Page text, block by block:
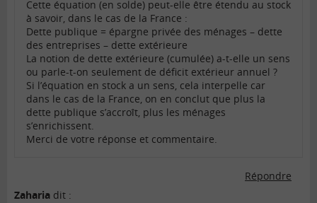
Cette équation (en solde) peut-elle être étendu au stock
à savoir, dans le cas de la France :
Dette publique = épargne privée des ménages – dette
des entreprises – dette extérieure
La notion de dette extérieure (cumulée) a-t-elle un sens
ou parle-t-on seulement de déficit extérieur annuel ?
Si l’équation en stock a un sens, cela interpelle car
dans le cas de la France, on en conclut que plus la
dette publique s’accroît, plus les ménages
s’enrichissent.
Merci de votre réponse et commentaire.
Répondre
Zaharia dit :